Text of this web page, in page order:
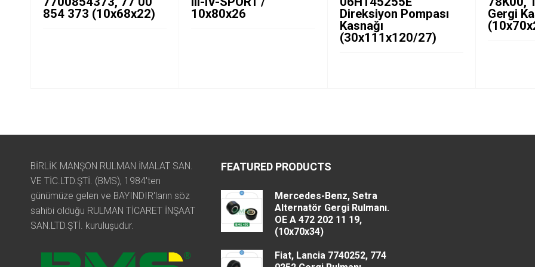
854 373 (10x68x22)
10x80x26
Direksiyon Pompası
Kasnağı
(30x111x120/27)
Gergi
BİRLİK MANŞON RULMAN İMALAT SAN.
VE TİC.LTD.ŞTİ. (BMS), 1984'ten
günümüze gelen ve BAYINDIR'ların söz
sahibi olduğu RULMAN TİCARET İNŞAAT
SAN.LTD.ŞTİ. kuruluşudur.
FEATURED PRODUCTS
Mercedes-Benz, Setra
Alternatör Gergi Rulmanı.
OE A 472 202 11 19,
(10x70x34)
Fiat, Lancia 7740252, 774